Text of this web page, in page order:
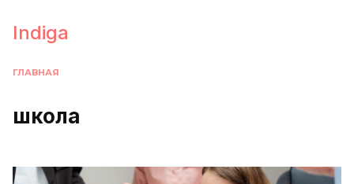
содержанию
Indiga
ГЛАВНАЯ
школа